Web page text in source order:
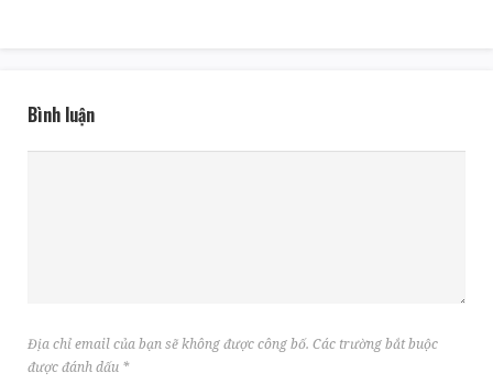
Bình luận
Địa chỉ email của bạn sẽ không được công bố. Các trường bắt buộc
được đánh dấu *